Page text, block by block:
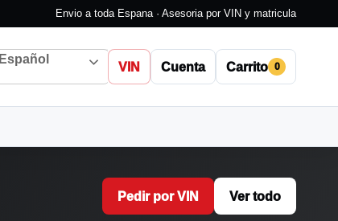
Envio a toda Espana · Asesoria por VIN y matricula
Español
VIN Cuenta Carrito 0
Pedir por VIN Ver todo